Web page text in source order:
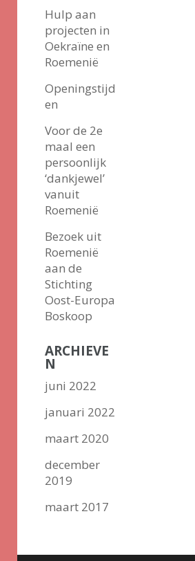
Hulp aan
projecten in
Oekraïne en
Roemenië
Openingstijd
en
Voor de 2e
maal een
persoonlijk
‘dankjewel’
vanuit
Roemenië
Bezoek uit
Roemenië
aan de
Stichting
Oost-Europa
Boskoop
ARCHIEVE
N
juni 2022
januari 2022
maart 2020
december
2019
maart 2017